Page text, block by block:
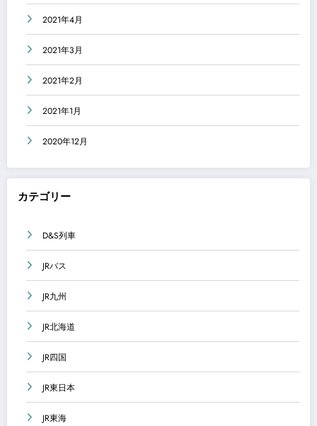
2021年4月
2021年3月
2021年2月
2021年1月
2020年12月
カテゴリー
D&S列車
JRバス
JR九州
JR北海道
JR四国
JR東日本
JR東海